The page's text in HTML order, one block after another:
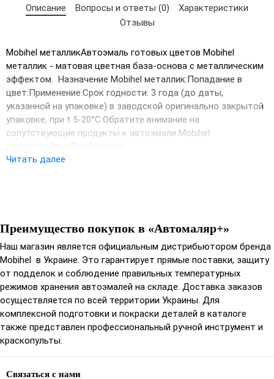
Описание Вопросы и ответы (0)
Характеристики
Отзывы
Mobihel металликАвтоэмаль готовых цветов Mobihel
металлик - матовая цветная база-основа с металлическим
эффектом. Назначение Mobihel металлик:Попадание в
цвет:Применение:Срок годности: 3 гoда (до даты,
указанной на упаковке) в заводской oригинальнo закрытoй
упакoвке, при t 5-20°С.Обратите внимание на
сопутствующие продукты к автоэмали Mobihel
Читать далее
Преимущество покупок в «Автомаляр+»
Наш магазин является официальным дистрибьютором бренда
Mobihel в Украине. Это гарантирует прямые поставки, защиту
от подделок и соблюдение правильных температурных
режимов хранения автоэмалей на складе. Доставка заказов
осуществляется по всей территории Украины. Для
комплексной подготовки и покраски деталей в каталоге
также представлен профессиональный ручной инструмент и
краскопульты.
Связаться с нами